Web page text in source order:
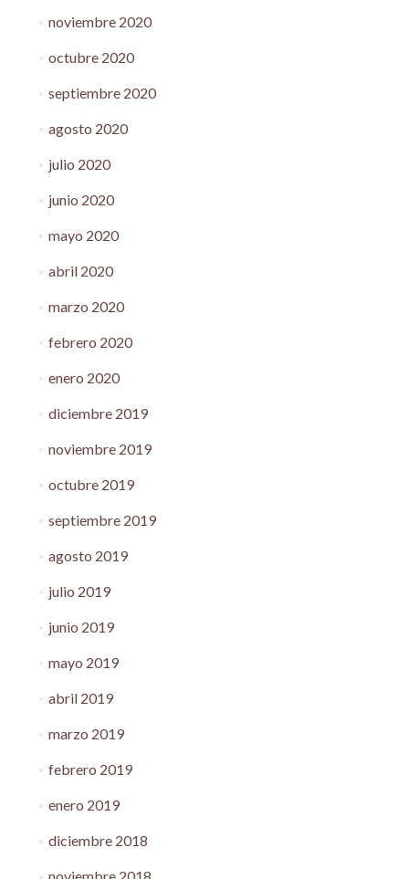
noviembre 2020
octubre 2020
septiembre 2020
agosto 2020
julio 2020
junio 2020
mayo 2020
abril 2020
marzo 2020
febrero 2020
enero 2020
diciembre 2019
noviembre 2019
octubre 2019
septiembre 2019
agosto 2019
julio 2019
junio 2019
mayo 2019
abril 2019
marzo 2019
febrero 2019
enero 2019
diciembre 2018